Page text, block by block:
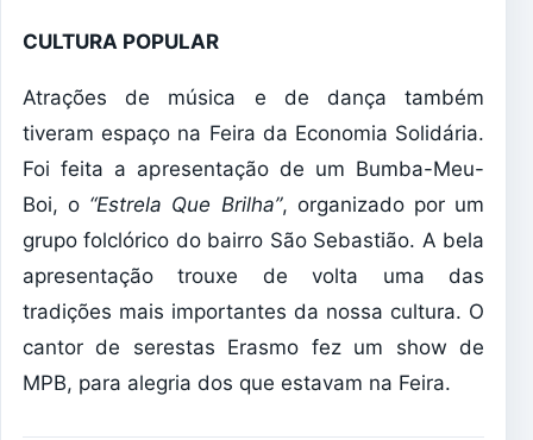
CULTURA POPULAR
Atrações de música e de dança também
tiveram espaço na Feira da Economia Solidária.
Foi feita a apresentação de um Bumba-Meu-
Boi, o “Estrela Que Brilha”, organizado por um
grupo folclórico do bairro São Sebastião. A bela
apresentação trouxe de volta uma das
tradições mais importantes da nossa cultura. O
cantor de serestas Erasmo fez um show de
MPB, para alegria dos que estavam na Feira.